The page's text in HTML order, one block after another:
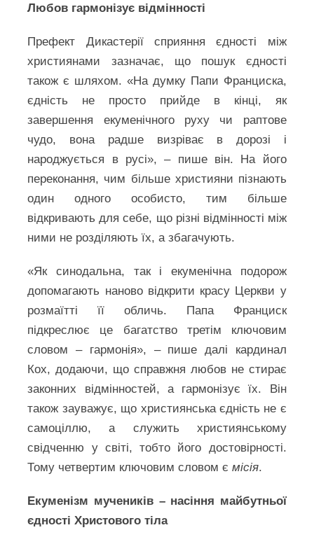
Любов гармонізує відмінності
Префект Дикастерії сприяння єдності між
християнами зазначає, що пошук єдності
також є шляхом. «На думку Папи Франциска,
єдність не просто прийде в кінці, як
завершення екуменічного руху чи раптове
чудо, вона радше визріває в дорозі і
народжується в русі», – пише він. На його
переконання, чим більше християни пізнають
один одного особисто, тим більше
відкривають для себе, що різні відмінності між
ними не розділяють їх, а збагачують.
«Як синодальна, так і екуменічна подорож
допомагають наново відкрити красу Церкви у
розмаїтті її обличь. Папа Франциск
підкреслює це багатство третім ключовим
словом – гармонія», – пише далі кардинал
Кох, додаючи, що справжня любов не стирає
законних відмінностей, а гармонізує їх. Він
також зауважує, що християнська єдність не є
самоціллю, а служить християнському
свідченню у світі, тобто його достовірності.
Тому четвертим ключовим словом ємісія.
Екуменізм мучеників – насіння майбутньої
єдності Христового тіла